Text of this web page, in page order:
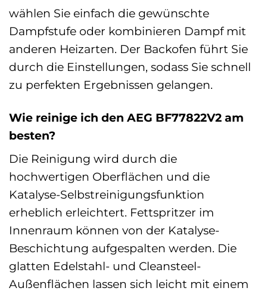
wählen Sie einfach die gewünschte
Dampfstufe oder kombinieren Dampf mit
anderen Heizarten. Der Backofen führt Sie
durch die Einstellungen, sodass Sie schnell
zu perfekten Ergebnissen gelangen.
Wie reinige ich den AEG BF77822V2 am
besten?
Die Reinigung wird durch die
hochwertigen Oberflächen und die
Katalyse-Selbstreinigungsfunktion
erheblich erleichtert. Fettspritzer im
Innenraum können von der Katalyse-
Beschichtung aufgespalten werden. Die
glatten Edelstahl- und Cleansteel-
Außenflächen lassen sich leicht mit einem